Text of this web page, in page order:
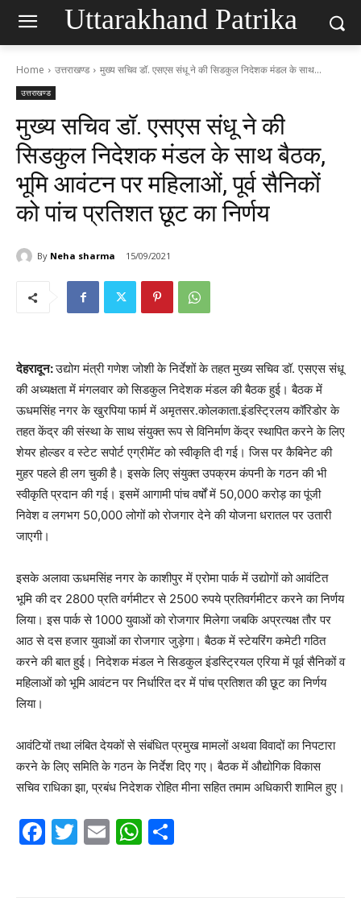
Uttarakhand Patrika
Home उत्तराखण्ड मुख्य सचिव डॉ. एसएस संधू ने की सिडकुल निदेशक मंडल के साथ...
उत्तराखण्ड
मुख्य सचिव डॉ. एसएस संधू ने की
सिडकुल निदेशक मंडल के साथ बैठक,
भूमि आवंटन पर महिलाओं, पूर्व सैनिकों
को पांच प्रतिशत छूट का निर्णय
By Neha sharma 15/09/2021
देहरादून:उद्योग मंत्री गणेश जोशी के निर्देशों के तहत मुख्य सचिव डॉ. एसएस संधू
की अध्यक्षता में मंगलवार को सिडकुल निदेशक मंडल की बैठक हुई। बैठक में
ऊधमसिंह नगर के खुरपिया फार्म में अमृतसर.कोलकाता.इंडस्ट्रिलय कॉरिडोर के
तहत केंद्र की संस्था के साथ संयुक्त रूप से विनिर्माण केंद्र स्थापित करने के लिए
शेयर होल्डर व स्टेट सपोर्ट एग्रीमेंट को स्वीकृति दी गई। जिस पर कैबिनेट की
मुहर पहले ही लग चुकी है। इसके लिए संयुक्त उपक्रम कंपनी के गठन की भी
स्वीकृति प्रदान की गई। इसमें आगामी पांच वर्षों में 50,000 करोड़ का पूंजी
निवेश व लगभग 50,000 लोगों को रोजगार देने की योजना धरातल पर उतारी
जाएगी।
इसके अलावा ऊधमसिंह नगर के काशीपुर में एरोमा पार्क में उद्योगों को आवंटित
भूमि की दर 2800 प्रति वर्गमीटर से 2500 रुपये प्रतिवर्गमीटर करने का निर्णय
लिया। इस पार्क से 1000 युवाओं को रोजगार मिलेगा जबकि अप्रत्यक्ष तौर पर
आठ से दस हजार युवाओं का रोजगार जुड़ेगा। बैठक में स्टेयरिंग कमेटी गठित
करने की बात हुई। निदेशक मंडल ने सिडकुल इंडस्ट्रियल एरिया में पूर्व सैनिकों व
महिलाओं को भूमि आवंटन पर निर्धारित दर में पांच प्रतिशत की छूट का निर्णय
लिया।
आवंटियों तथा लंबित देयकों से संबंधित प्रमुख मामलों अथवा विवादों का निपटारा
करने के लिए समिति के गठन के निर्देश दिए गए। बैठक में औद्योगिक विकास
सचिव राधिका झा, प्रबंध निदेशक रोहित मीना सहित तमाम अधिकारी शामिल हुए।
F
T
E
W